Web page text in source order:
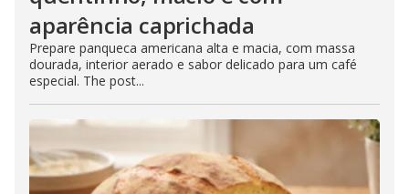
aparência caprichada
Prepare panqueca americana alta e macia, com massa
dourada, interior aerado e sabor delicado para um café
especial. The post...